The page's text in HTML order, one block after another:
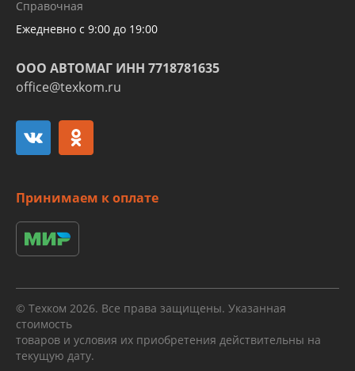
алюминиевых трубок и штуцеров
Справочная
Ежедневно с 9:00 до 19:00
ООО АВТОМАГ ИНН 7718781635
office@texkom.ru
Принимаем к оплате
© Техком 2026. Все права защищены. Указанная
стоимость
товаров и условия их приобретения действительны на
текущую дату.